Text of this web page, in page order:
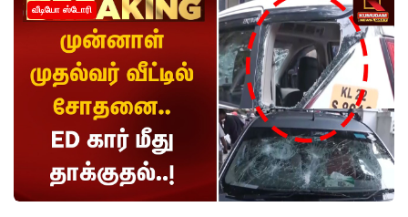
வீடியோ ஸ்டோரி